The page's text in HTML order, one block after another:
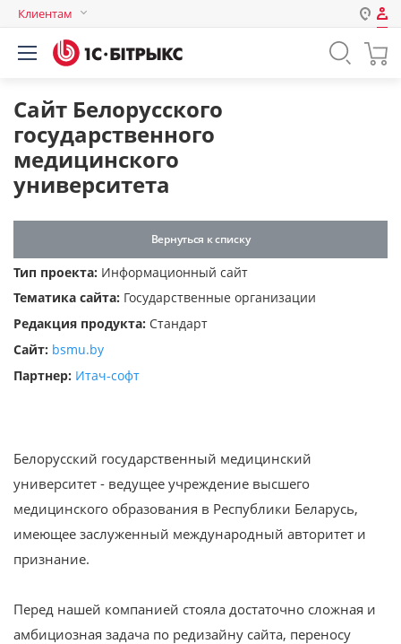
Клиентам
Авторизация
Логин
Запомнить меня на этом
компьютере
Забыли свой пароль?
Сайт Белорусского
государственного
медицинского
университета
Вернуться к списку
Тип проекта: Информационный сайт
Тематика сайта: Государственные организации
Редакция продукта: Стандарт
Сайт: bsmu.by
Партнер: Итач-софт
Белорусский государственный медицинский
университет - ведущее учреждение высшего
медицинского образования в Республики Беларусь,
имеющее заслуженный международный авторитет и
признание.
Перед нашей компанией стояла достаточно сложная и
амбициозная задача по редизайну сайта, переносу